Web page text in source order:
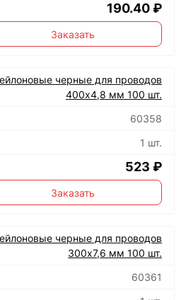
190.40 ₽
Заказать
черные для проводов
400х4,8 мм 100 шт.
60358
1 шт.
523 ₽
Заказать
черные для проводов
300х7,6 мм 100 шт.
60361